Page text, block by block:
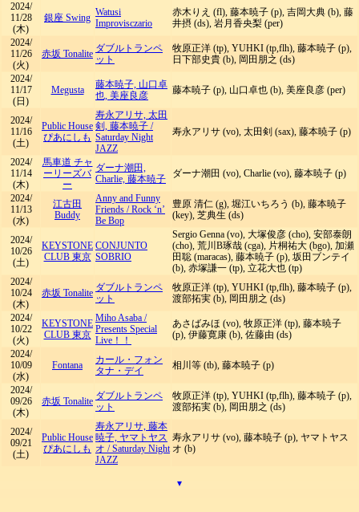
2024/
11/28
(木)
銀座 Swing Watusi
Improvisczario
赤木りえ (fl), 藤本暁子 (p), 吉岡大典 (b), 藤
井摂 (ds), 岩月香央梨 (per)
2024/
11/26
(火)
赤坂 Tonalite ダブルトランペ
ット
牧原正洋 (tp), YUHKI (tp,flh), 藤本暁子 (p),
日下部史貴 (b), 岡田朋之 (ds)
2024/
11/17
(日)
Megusta
藤本暁子, 山口卓
也, 美座良彦
藤本暁子 (p), 山口卓也 (b), 美座良彦 (per)
2024/
11/16
(土)
Public House
ぴあにしも
寿永アリサ, 太田
剣, 藤本暁子 /
Saturday Night
JAZZ
寿永アリサ (vo), 太田剣 (sax), 藤本暁子 (p)
2024/
11/14
(木)
馬車道 チャ
ーリーズバ
ー
ダーナ潮田,
Charlie, 藤本暁子
ダーナ潮田 (vo), Charlie (vo), 藤本暁子 (p)
2024/
11/13
(水)
江古田
Buddy
Anny and Funny
Friends /Rock ‘n’
Be Bop
豊原 清仁 (g), 堀江いちろう (b), 藤本暁子
(key), 芝典生 (ds)
2024/
10/26
(土)
KEYSTONE
CLUB 東京
CONJUNTO
SOBRIO
Sergio Genna (vo), 大塚俊彦 (cho), 安部泰朗
(cho), 荒川B琢哉 (cga), 片桐祐大 (bgo), 加瀬
田聡 (maracas), 藤本暁子 (p), 坂田ブンテイ
(b), 赤塚謙一 (tp), 立花大也 (tp)
2024/
10/24
(木)
赤坂 Tonalite ダブルトランペ
ット
牧原正洋 (tp), YUHKI (tp,flh), 藤本暁子 (p),
渡部拓実 (b), 岡田朋之 (ds)
2024/
10/22
(火)
KEYSTONE
CLUB 東京
Miho Asaba /
Presents Special
Live！！
あさばみほ (vo), 牧原正洋 (tp), 藤本暁子
(p), 伊藤寛康 (b), 佐藤由 (ds)
2024/
10/09
(水)
Fontana
カール・フォン
タナ・デイ
相川等 (tb), 藤本暁子 (p)
2024/
09/26
(木)
赤坂 Tonalite ダブルトランペ
ット
牧原正洋 (tp), YUHKI (tp,flh), 藤本暁子 (p),
渡部拓実 (b), 岡田朋之 (ds)
2024/
09/21
(土)
Public House
ぴあにしも
寿永アリサ, 藤本
暁子, ヤマトヤス
オ /Saturday Night
JAZZ
寿永アリサ (vo), 藤本暁子 (p), ヤマトヤス
オ (b)
▾